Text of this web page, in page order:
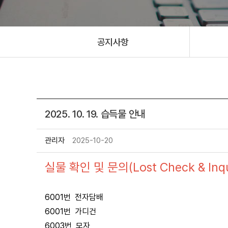
공지사항
2025. 10. 19. 습득물 안내
관리자 2025-10-20
실물 확인 및 문의(Lost Check &
6001번 전자담배
6001번 가디건
6003번 모자